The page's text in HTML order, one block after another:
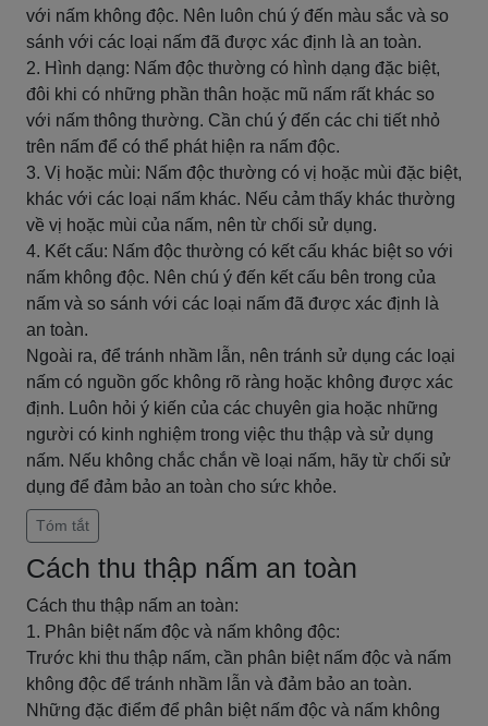
với nấm không độc. Nên luôn chú ý đến màu sắc và so
sánh với các loại nấm đã được xác định là an toàn.
2. Hình dạng: Nấm độc thường có hình dạng đặc biệt,
đôi khi có những phần thân hoặc mũ nấm rất khác so
với nấm thông thường. Cần chú ý đến các chi tiết nhỏ
trên nấm để có thể phát hiện ra nấm độc.
3. Vị hoặc mùi: Nấm độc thường có vị hoặc mùi đặc biệt,
khác với các loại nấm khác. Nếu cảm thấy khác thường
về vị hoặc mùi của nấm, nên từ chối sử dụng.
4. Kết cấu: Nấm độc thường có kết cấu khác biệt so với
nấm không độc. Nên chú ý đến kết cấu bên trong của
nấm và so sánh với các loại nấm đã được xác định là
an toàn.
Ngoài ra, để tránh nhầm lẫn, nên tránh sử dụng các loại
nấm có nguồn gốc không rõ ràng hoặc không được xác
định. Luôn hỏi ý kiến của các chuyên gia hoặc những
người có kinh nghiệm trong việc thu thập và sử dụng
nấm. Nếu không chắc chắn về loại nấm, hãy từ chối sử
dụng để đảm bảo an toàn cho sức khỏe.
Tóm tắt
Cách thu thập nấm an toàn
Cách thu thập nấm an toàn:
1. Phân biệt nấm độc và nấm không độc:
Trước khi thu thập nấm, cần phân biệt nấm độc và nấm
không độc để tránh nhầm lẫn và đảm bảo an toàn.
Những đặc điểm để phân biệt nấm độc và nấm không